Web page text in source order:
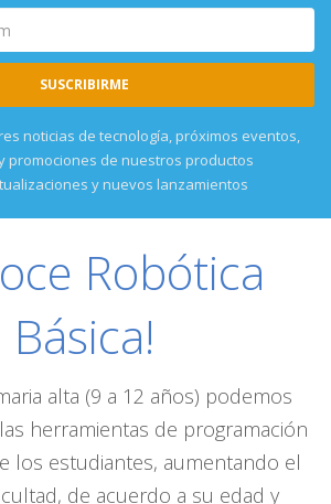
noticias de tecnología, próximos eventos,
promociones de nuestros productos
y nuevos lanzamientos
Robótica
Básica!
alta (9 a 12 años) podemos
herramientas de programación
los estudiantes, aumentando el
de acuerdo a su edad y